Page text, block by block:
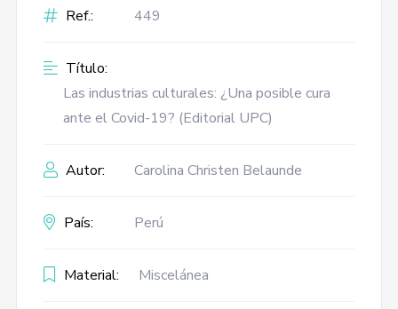
Ref.: 449
Título:
Las industrias culturales: ¿Una posible cura
ante el Covid-19? (Editorial UPC)
Autor: Carolina Christen Belaunde
País: Perú
Material: Miscelánea